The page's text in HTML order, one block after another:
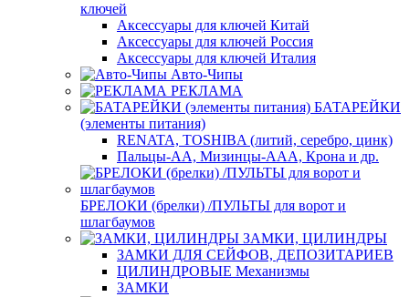
ключей
Аксессуары для ключей Китай
Аксессуары для ключей Россия
Аксессуары для ключей Италия
Авто-Чипы
РЕКЛАМА
БАТАРЕЙКИ
(элементы питания)
RENATA, TOSHIBA (литий, серебро, цинк)
Пальцы-АА, Мизинцы-ААА, Крона и др.
БРЕЛОКИ (брелки) /ПУЛЬТЫ для ворот и
шлагбаумов
ЗАМКИ, ЦИЛИНДРЫ
ЗАМКИ ДЛЯ СЕЙФОВ, ДЕПОЗИТАРИЕВ
ЦИЛИНДРОВЫЕ Механизмы
ЗАМКИ